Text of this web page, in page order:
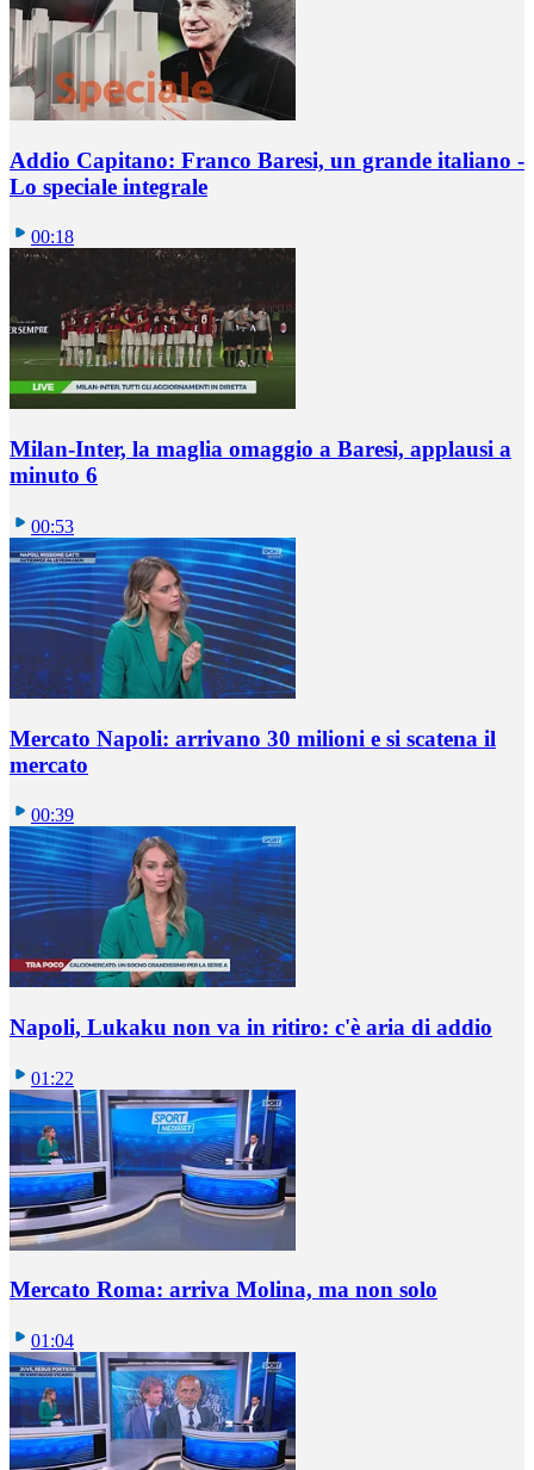
Addio Capitano: Franco Baresi, un grande italiano -
Lo speciale integrale
00:18
Milan-Inter, la maglia omaggio a Baresi, applausi a
minuto 6
00:53
Mercato Napoli: arrivano 30 milioni e si scatena il
mercato
00:39
Napoli, Lukaku non va in ritiro: c'è aria di addio
01:22
Mercato Roma: arriva Molina, ma non solo
01:04